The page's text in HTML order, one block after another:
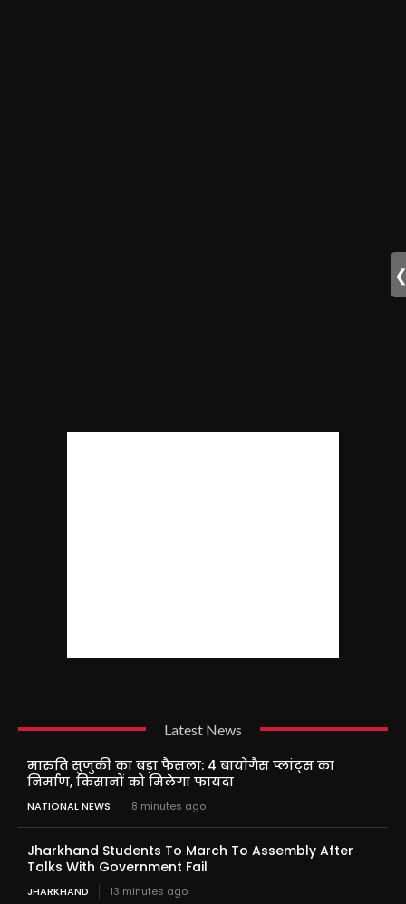
Latest News
मारुति सुजुकी का बड़ा फैसला: 4 बायोगैस प्लांट्स का
निर्माण, किसानों को मिलेगा फायदा
NATIONAL NEWS 8 minutes ago
Jharkhand Students To March To Assembly After
Talks With Government Fail
JHARKHAND 13 minutes ago